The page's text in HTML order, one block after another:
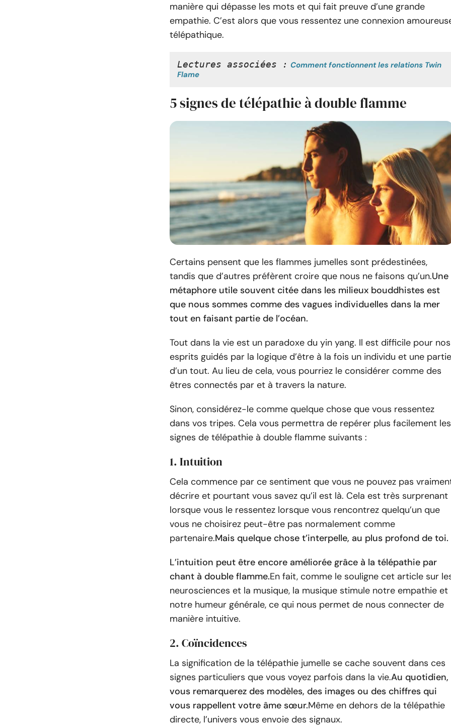
manière qui dépasse les mots et qui fait preuve d’une grande
empathie. C’est alors que vous ressentez une connexion
télépathique.
Lectures associées : Comment fonctionnent les relations Twin
Flame
5 signes de télépathie à double flamme
Certains pensent que les flammes jumelles sont prédestinées,
tandis que d’autres préfèrent croire que nous ne faisons qu’un.Une
métaphore utile souvent citée dans les milieux bouddhistes est
que nous sommes comme des vagues individuelles dans la mer
tout en faisant partie de l’océan.
Tout dans la vie est un paradoxe du yin yang. Il est difficile pour nos
esprits guidés par la logique d’être à la fois un individu et une partie
d’un tout. Au lieu de cela, vous pourriez le considérer comme des
êtres connectés par et à travers la nature.
Sinon, considérez-le comme quelque chose que vous ressentez
dans vos tripes. Cela vous permettra de repérer plus facilement les
signes de télépathie à double flamme suivants :
1. Intuition
Cela commence par ce sentiment que vous ne pouvez pas
décrire et pourtant vous savez qu’il est là. Cela est très surprenant
lorsque vous le ressentez lorsque vous rencontrez quelqu’un que
vous ne choisirez peut-être pas normalement comme
partenaire.Mais quelque chose t’interpelle, au plus profond de toi.
L’intuition peut être encore améliorée grâce à la télépathie par
chant à double flamme.En fait, comme le souligne cet article sur
neurosciences et la musique, la musique stimule notre empathie et
notre humeur générale, ce qui nous permet de nous connecter de
manière intuitive.
2. Coïncidences
La signification de la télépathie jumelle se cache souvent dans ces
signes particuliers que vous voyez parfois dans la vie.Au quotidien,
vous remarquerez des modèles, des images ou des chiffres qui
vous rappellent votre âme sœur.Même en dehors de la télépathie
directe, l’univers vous envoie des signaux.